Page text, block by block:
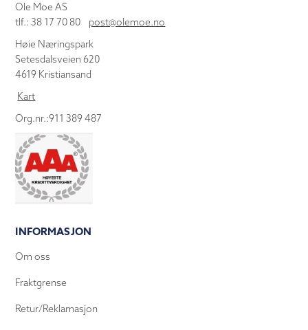
Ole Moe AS
tlf.: 38 17 70 80 post@olemoe.no
Høie Næringspark
Setesdalsveien 620
4619 Kristiansand
Kart
Org.nr.:911 389 487
INFORMASJON
Om oss
Fraktgrense
Retur/Reklamasjon